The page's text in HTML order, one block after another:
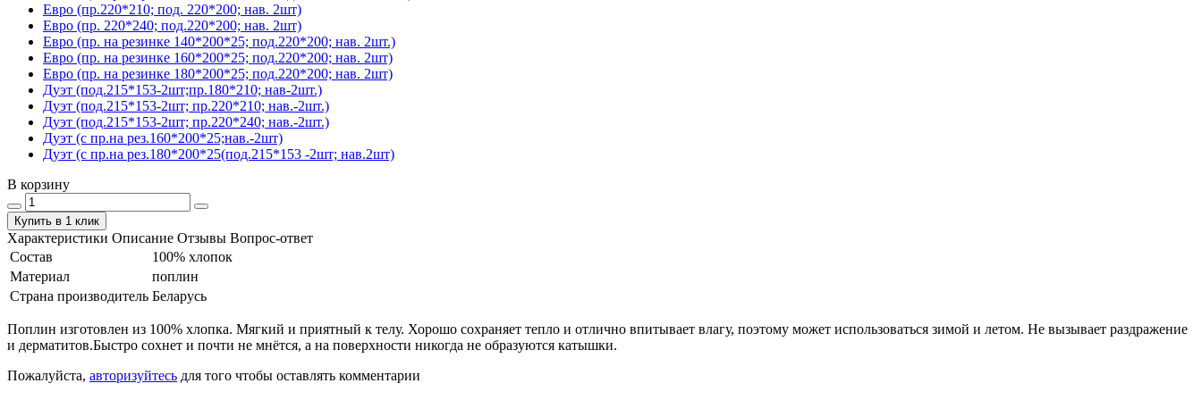
Евро (пр.220*210; под. 220*200; нав. 2шт)
Евро (пр. 220*240; под.220*200; нав. 2шт)
Евро (пр. на резинке 140*200*25; под.220*200; нав. 2шт.)
Евро (пр. на резинке 160*200*25; под.220*200; нав. 2шт)
Евро (пр. на резинке 180*200*25; под.220*200; нав. 2шт)
Дуэт (под.215*153-2шт;пр.180*210; нав-2шт.)
Дуэт (под.215*153-2шт; пр.220*210; нав.-2шт.)
Дуэт (под.215*153-2шт; пр.220*240; нав.-2шт.)
Дуэт (с пр.на рез.160*200*25;нав.-2шт)
Дуэт (с пр.на рез.180*200*25(под.215*153 -2шт; нав.2шт)
В корзину
Купить в 1 клик
Характеристики Описание Отзывы Вопрос-ответ
Состав
100% хлопок
Материал
поплин
Страна производитель Беларусь
Поплин изготовлен из 100% хлопка. Мягкий и приятный к телу. Хорошо сохраняет тепло и отлично впитывает влагу, поэтому может использоваться зимой и летом. Не вызывает раздражение
и дерматитов.Быстро сохнет и почти не мнётся, а на поверхности никогда не образуются катышки.
Пожалуйста, авторизуйтесь для того чтобы оставлять комментарии